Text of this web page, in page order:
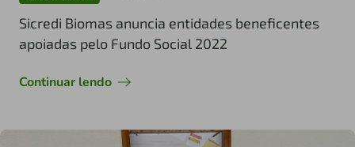
Sicredi Biomas anuncia entidades beneficentes
apoiadas pelo Fundo Social 2022
Continuar lendo